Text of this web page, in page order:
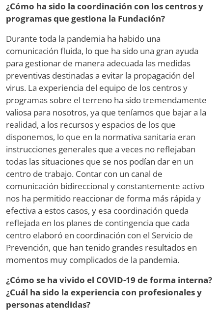
¿Cómo ha sido la coordinación con los centros y
programas que gestiona la Fundación?
Durante toda la pandemia ha habido una
comunicación fluida, lo que ha sido una gran ayuda
para gestionar de manera adecuada las medidas
preventivas destinadas a evitar la propagación del
virus. La experiencia del equipo de los centros y
programas sobre el terreno ha sido tremendamente
valiosa para nosotros, ya que teníamos que bajar a la
realidad, a los recursos y espacios de los que
disponemos, lo que en la normativa sanitaria eran
instrucciones generales que a veces no reflejaban
todas las situaciones que se nos podían dar en un
centro de trabajo. Contar con un canal de
comunicación bidireccional y constantemente activo
nos ha permitido reaccionar de forma más rápida y
efectiva a estos casos, y esa coordinación queda
reflejada en los planes de contingencia que cada
centro elaboró en coordinación con el Servicio de
Prevención, que han tenido grandes resultados en
momentos muy complicados de la pandemia.
¿Cómo se ha vivido el COVID-19 de forma interna?
¿Cuál ha sido la experiencia con profesionales y
personas atendidas?